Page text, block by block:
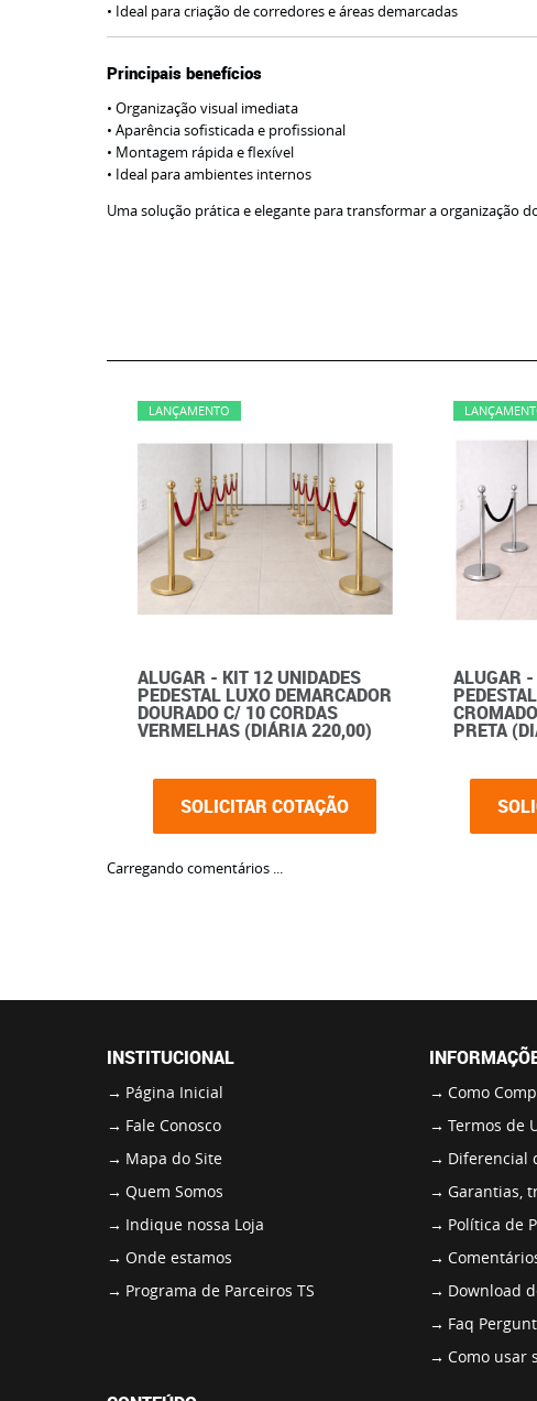
• Ideal para criação de corredores e áreas demarcadas
Principais benefícios
• Organização visual imediata
• Aparência sofisticada e profissional
• Montagem rápida e flexível
• Ideal para ambientes internos
Uma solução prática e elegante para transformar a organização
LANÇAMENTO
ALUGAR - KIT 12 UNIDADES
PEDESTAL LUXO DEMARCADOR
DOURADO C/ 10 CORDAS
VERMELHAS (DIÁRIA 220,00)
SOLICITAR COTAÇÃO
ALUGAR
PRETA
Carregando comentários ...
INSTITUCIONAL
Página Inicial
Fale Conosco
Mapa do Site
Quem Somos
Indique nossa Loja
Onde estamos
Programa de Parceiros TS
Como
Termos de
Diferencial
Garantias,
Política de
Download
Faq
Como usar